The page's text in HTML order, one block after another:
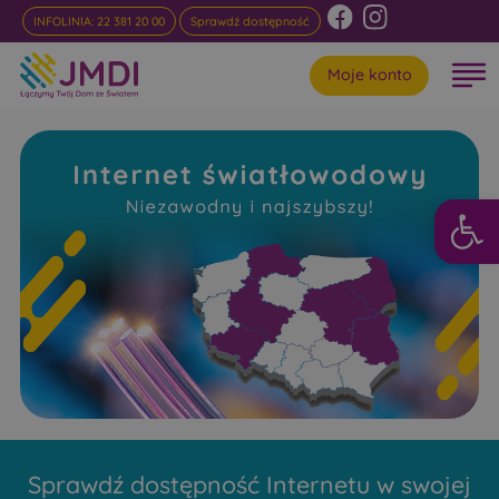
INFOLINIA: 22 381 20 00 Sprawdź dostępność
Moje konto
Internet
Światłowodowy Stryki
Niezawodny i najszybszy w rankingach
Sprawdź dostępność Internetu w swojej